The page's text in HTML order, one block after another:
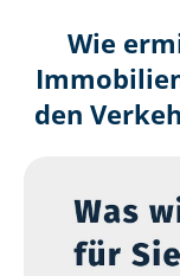
Wie
den